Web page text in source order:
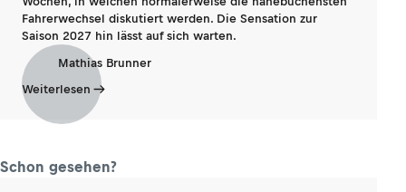
Fahrerwechsel diskutiert werden. Die Sensation zur
Saison 2027 hin lässt auf sich warten.
Mathias Brunner
Weiterlesen
Schon gesehen?